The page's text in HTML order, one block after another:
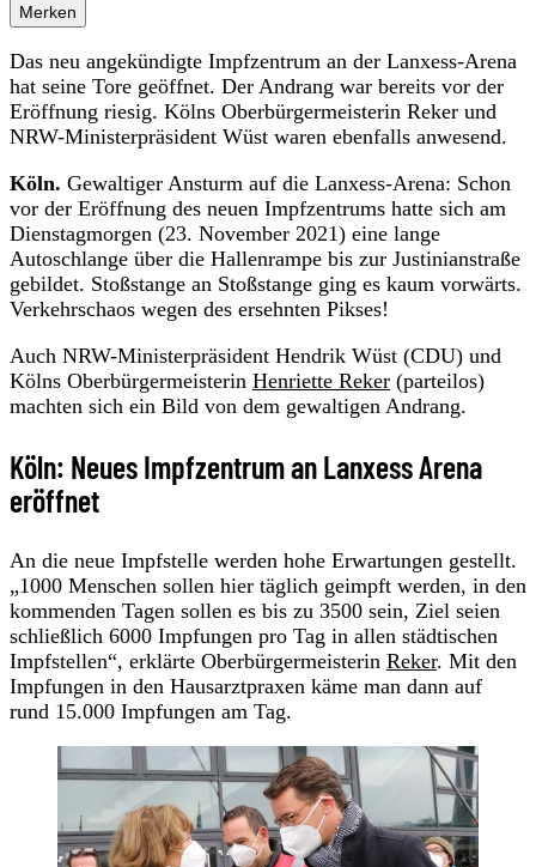
Merken
Das neu angekündigte Impfzentrum an der Lanxess-Arena
hat seine Tore geöffnet. Der Andrang war bereits vor der
Eröffnung riesig. Kölns Oberbürgermeisterin Reker und
NRW-Ministerpräsident Wüst waren ebenfalls anwesend.
Köln. Gewaltiger Ansturm auf die Lanxess-Arena: Schon
vor der Eröffnung des neuen Impfzentrums hatte sich am
Dienstagmorgen (23. November 2021) eine lange
Autoschlange über die Hallenrampe bis zur Justinianstraße
gebildet. Stoßstange an Stoßstange ging es kaum vorwärts.
Verkehrschaos wegen des ersehnten Pikses!
Auch NRW-Ministerpräsident Hendrik Wüst (CDU) und
Kölns Oberbürgermeisterin Henriette Reker (parteilos)
machten sich ein Bild von dem gewaltigen Andrang.
Köln: Neues Impfzentrum an Lanxess Arena
eröffnet
An die neue Impfstelle werden hohe Erwartungen gestellt.
„1000 Menschen sollen hier täglich geimpft werden, in den
kommenden Tagen sollen es bis zu 3500 sein, Ziel seien
schließlich 6000 Impfungen pro Tag in allen städtischen
Impfstellen“, erklärte Oberbürgermeisterin Reker. Mit den
Impfungen in den Hausarztpraxen käme man dann auf
rund 15.000 Impfungen am Tag.